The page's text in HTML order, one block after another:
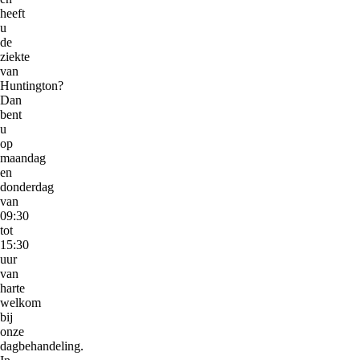
heeft
u
de
ziekte
van
Huntington?
Dan
bent
u
op
maandag
en
donderdag
van
09:30
tot
15:30
uur
van
harte
welkom
bij
onze
dagbehandeling.